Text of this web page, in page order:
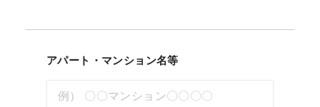
アパート・マンション名等